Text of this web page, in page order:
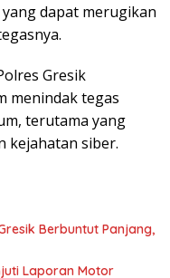
dapat merugikan
Gresik
menindak tegas
terutama yang
kejahatan siber.
Berbuntut Panjang,
Laporan Motor